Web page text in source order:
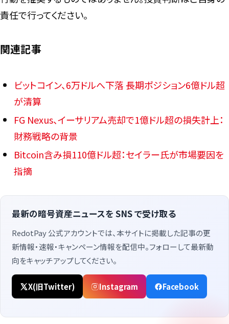
責任で行ってください。
関連記事
ビットコイン、6万ドルへ下落 長期ポジション6億ドル超
が清算
FG Nexus、イーサリアム売却で1億ドル超の損失計上：
財務戦略の背景
Bitcoin含み損110億ドル超：セイラー氏が市場要因を
指摘
最新の暗号資産ニュースを SNS で受け取る
RedotPay 公式アカウントでは、本サイトに掲載した記事の更
新情報・速報・キャンペーン情報を配信中。フォローして最新動
向をキャッチアップしてください。
X(旧Twitter) Instagram Facebook